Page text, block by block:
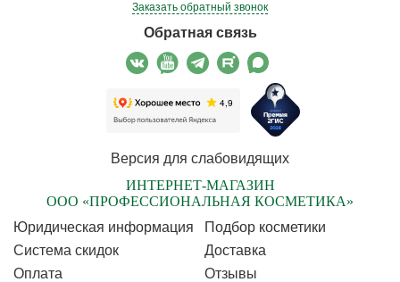
Заказать обратный звонок
Обратная связь
Версия для слабовидящих
ИНТЕРНЕТ-МАГАЗИН
ООО «ПРОФЕССИОНАЛЬНАЯ КОСМЕТИКА»
Юридическая информация
Подбор косметики
Cистема скидок
Доставка
Оплата
Отзывы